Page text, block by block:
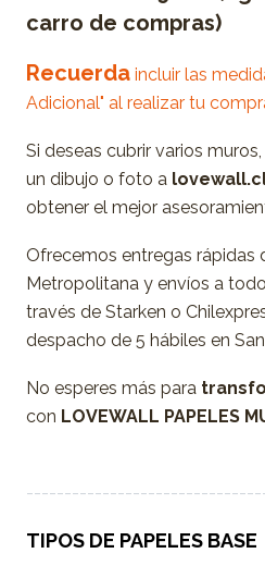
carro de compras)
Recuerda incluir las
Adicional" al realizar tu
Si deseas cubrir varios
un dibujo o foto a
obtener el mejor
Ofrecemos entregas rápidas
Metropolitana y envíos a
través de Starken o
despacho de 5 hábiles en
No esperes más para
con LOVEWALL PAPELES
TIPOS DE PAPELES BASE